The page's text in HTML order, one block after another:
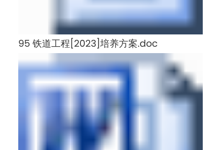
95 铁道工程[2023]培养方案.doc